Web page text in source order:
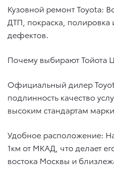
Кузовной ремонт Toyota:
ДТП, покраска, полировка
дефектов.
Почему выбирают Тойота
Официальный дилер
подлинность качество
высоким стандартам
Удобное расположение:
1км от МКАД, что делает
востока Москвы и